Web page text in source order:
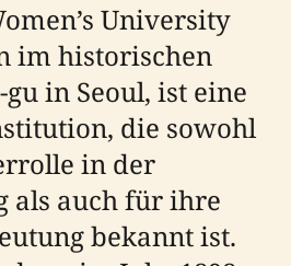
University
im historischen
in Seoul, ist eine
die sowohl
in der
als auch für ihre
bekannt ist.